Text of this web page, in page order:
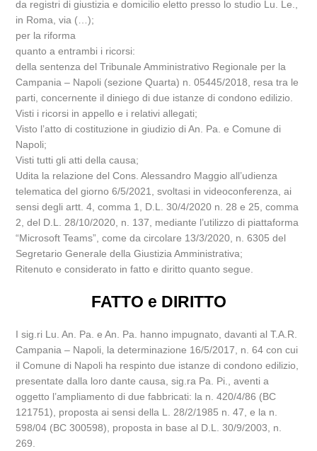
da registri di giustizia e domicilio eletto presso lo studio Lu. Le.,
in Roma, via (…);
per la riforma
quanto a entrambi i ricorsi:
della sentenza del Tribunale Amministrativo Regionale per la
Campania – Napoli (sezione Quarta) n. 05445/2018, resa tra le
parti, concernente il diniego di due istanze di condono edilizio.
Visti i ricorsi in appello e i relativi allegati;
Visto l’atto di costituzione in giudizio di An. Pa. e Comune di
Napoli;
Visti tutti gli atti della causa;
Udita la relazione del Cons. Alessandro Maggio all’udienza
telematica del giorno 6/5/2021, svoltasi in videoconferenza, ai
sensi degli artt. 4, comma 1, D.L. 30/4/2020 n. 28 e 25, comma
2, del D.L. 28/10/2020, n. 137, mediante l’utilizzo di piattaforma
“Microsoft Teams”, come da circolare 13/3/2020, n. 6305 del
Segretario Generale della Giustizia Amministrativa;
Ritenuto e considerato in fatto e diritto quanto segue.
FATTO e DIRITTO
I sig.ri Lu. An. Pa. e An. Pa. hanno impugnato, davanti al T.A.R.
Campania – Napoli, la determinazione 16/5/2017, n. 64 con cui
il Comune di Napoli ha respinto due istanze di condono edilizio,
presentate dalla loro dante causa, sig.ra Pa. Pi., aventi a
oggetto l’ampliamento di due fabbricati: la n. 420/4/86 (BC
121751), proposta ai sensi della L. 28/2/1985 n. 47, e la n.
598/04 (BC 300598), proposta in base al D.L. 30/9/2003, n.
269.